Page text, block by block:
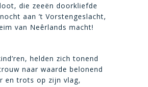
die zeeën doorkliefde
aan ’t Vorstengeslacht,
van Neêrlands macht!
helden zich tonend
naar waarde belonend
en trots op zijn vlag,